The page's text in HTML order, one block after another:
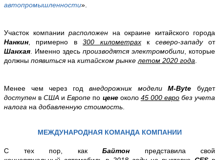
автопромышленности».
Участок компании расположен на окраине китайского города
Нанкин , примерно в300 километрахк северо-западуот
Шанхая . Именно здесь производятся электромобили , которые
должны появитьсяна китайском рынке летом 2020 года
Менее чем через год внедорожник моделиM-Byte будет
доступен вСША иЕвропе по цене около 45 000 евро без учета
налога на добавленную стоимость
МЕЖДУНАРОДНАЯ КОМАНДА КОМПАНИИ
С тех пор, как Байтон представила свой